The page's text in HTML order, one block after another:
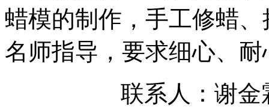
蜡模的制作，手工修蜡
名师指导，要求细心、
联系人：谢金